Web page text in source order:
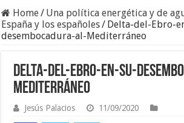
Home/ Una política energética y de
España y los españoles/ Delta-del-Ebro-
desembocadura-al-Mediterráneo
Delta-del-Ebro-en-su-
Mediterráneo
Jesús Palacios 11/09/2020